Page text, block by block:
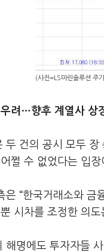
(사진=LS마린솔루션 주
려…향후 계열사 상
두 건의 공시 모두
쩔 수 없었다는 입장
은 “한국거래소와
시차를 조정한 의도
해명에도 투자자들